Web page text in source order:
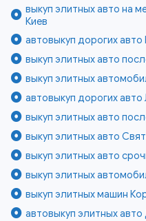
выкуп элитных авто на
Киев
автовыкуп дорогих
выкуп элитных авто
выкуп элитных
автовыкуп дорогих авто
выкуп элитных авто
выкуп элитных авто
выкуп элитных авто
выкуп элитных
выкуп элитных машин
автовыкуп элитных